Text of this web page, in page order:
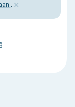
. ×